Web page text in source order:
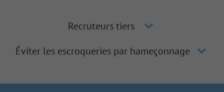
Recruteurs tiers
Éviter les escroqueries par hameçonnage